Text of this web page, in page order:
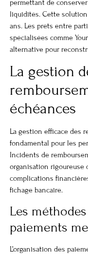
permettant de
liquidités. Cette solution
ans. Les prêts entre
spécialisées comme
alternative pour
La gestion
échéances
La gestion efficace des
fondamental pour les
Incidents de
organisation rigoureuse
complications
fichage bancaire.
Les
paiements
L’organisation des